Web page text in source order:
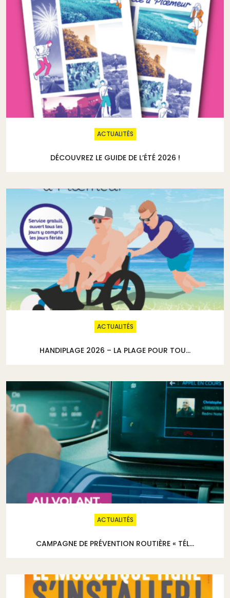
ACTUALITÉS
DÉCOUVREZ LE GUIDE DE L’ÉTÉ 2026 !
ACTUALITÉS
HANDIPLAGE 2026 – LA PLAGE POUR TOU...
ACTUALITÉS
CAMPAGNE DE PRÉVENTION ROUTIÈRE « TÉL...